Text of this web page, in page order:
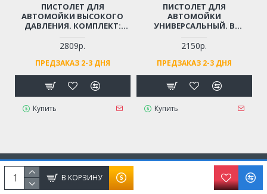
В КОРЗИНУ
ПИСТОЛЕТ ДЛЯ
АВТОМОЙКИ ВЫСОКОГО
ДАВЛЕНИЯ. КОМПЛЕКТ:
РЕГУЛИРУЮЩЕЙ СТРУЮ
ВОДЫ (РЕЗЬБА М14)
2809р.
ПРЕДЗАКАЗ 2-3 ДНЯ
Купить
ПИСТОЛЕТ ДЛЯ
АВТОМОЙКИ
УНИВЕРСАЛЬНЫЙ. В
(РЕЗЬБА М22)
2150р.
ПРЕДЗАКАЗ 2-3 ДНЯ
Купить
ИНФОРМАЦИЯ